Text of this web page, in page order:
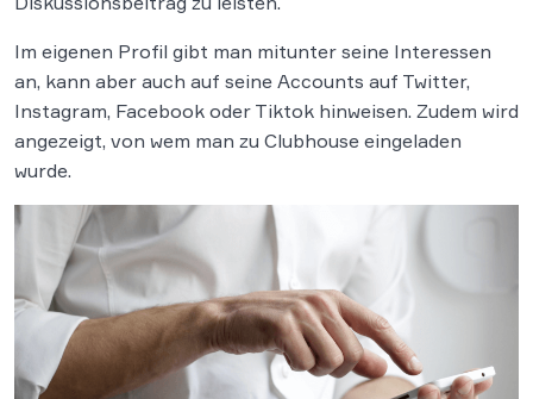
Im eigenen Profil gibt man mitunter seine Interessen
an, kann aber auch auf seine Accounts auf Twitter,
Instagram, Facebook oder Tiktok hinweisen. Zudem wird
angezeigt, von wem man zu Clubhouse eingeladen
wurde.